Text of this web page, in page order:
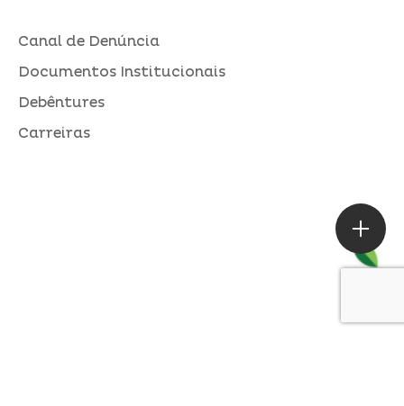
Canal de Denúncia
Documentos Institucionais
Debêntures
Carreiras